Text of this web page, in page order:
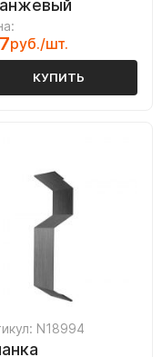
руб./шт.
КУПИТЬ
N18994